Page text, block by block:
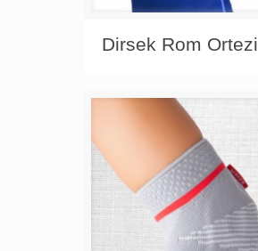
Dirsek Rom Ortezi